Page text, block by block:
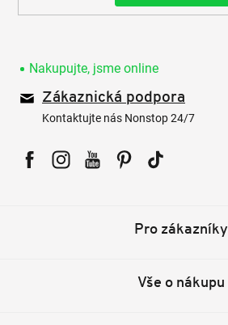
Nakupujte, jsme online
Zákaznická podpora
Kontaktujte nás Nonstop 24/7
Pro zákazníky
Vše o nákupu